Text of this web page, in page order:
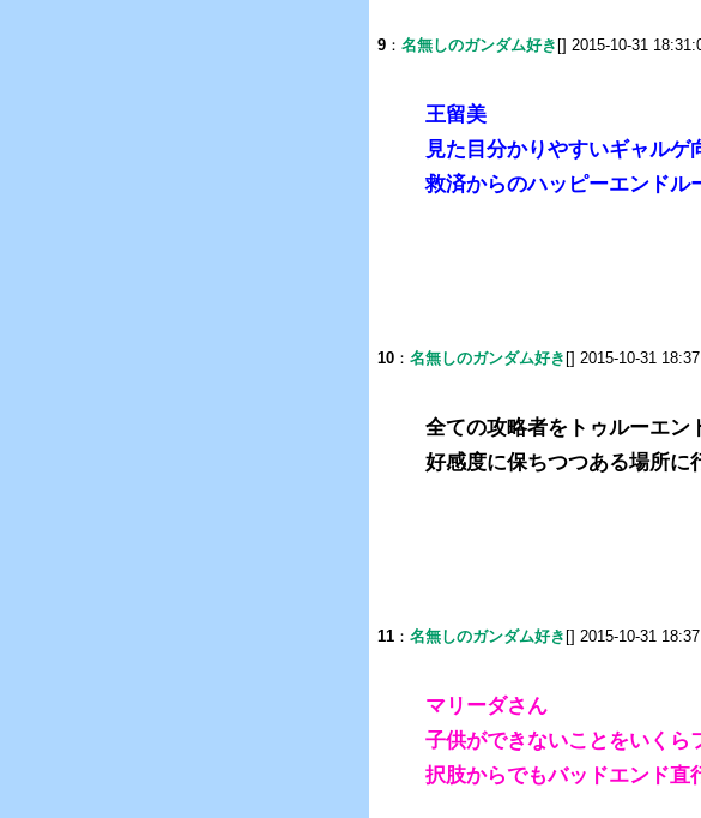
9 ： 名無しのガンダム好き [] 2015-10-31
王留美
見た目分かりやすいギャル
救済からのハッピーエンドル
10 ： 名無しのガンダム好き [] 2015-10-31
全ての攻略者をトゥルーエン
好感度に保ちつつある場所に
11 ： 名無しのガンダム好き [] 2015-10-31
マリーダさん
子供ができないことをいくら
択肢からでもバッドエンド直